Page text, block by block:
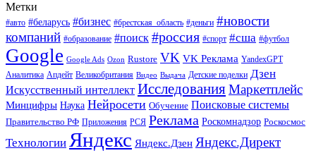
Метки
#авто #беларусь #бизнес #брестская_область #деньги #новости
компаний #образование #поиск #россия #спорт #сша #футбол
Google Google Ads Ozon Rustore VK VK Реклама YandexGPT
Аналитика Апдейт Великобритания Видео Выдача Детские поделки Дзен
Искусственный интеллект ИсследованияМаркетплейс
Минцифры Наука Нейросети Обучение Поисковые системы
Правительство РФ Приложения РСЯ Реклама Роскомнадзор Роскосмос
Технологии Яндекс Яндекс.Дзен Яндекс.Директ